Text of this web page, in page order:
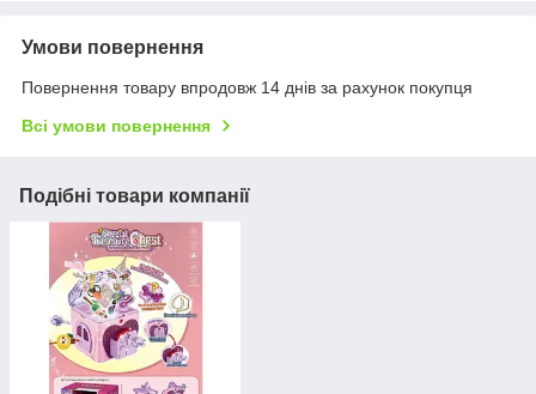
Умови повернення
Повернення товару впродовж 14 днів за рахунок покупця
Всі умови повернення
Подібні товари компанії